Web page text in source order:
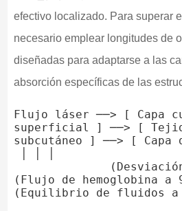
efectivo localizado. Para superar
necesario emplear longitudes de
diseñadas para adaptarse a las
absorción específicas de las
Flujo láser ──> [ Capa
superficial ] ──> [
subcutáneo ] ──> [ Capa
(Flujo de hemoglobina a